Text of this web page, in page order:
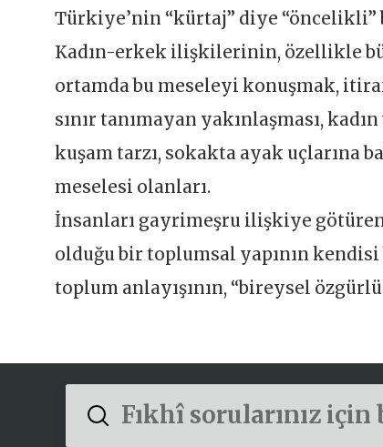
Türkiye’nin “kürtaj” diye “öncelikli”
Kadın-erkek ilişkilerinin, özellikle
ortamda bu meseleyi konuşmak,
sınır tanımayan yakınlaşması,
kuşam tarzı, sokakta ayak uçlarına
meselesi olanları.
İnsanları gayrimeşru ilişkiye
olduğu bir toplumsal yapının
toplum anlayışının, “bireysel
Search
Submit